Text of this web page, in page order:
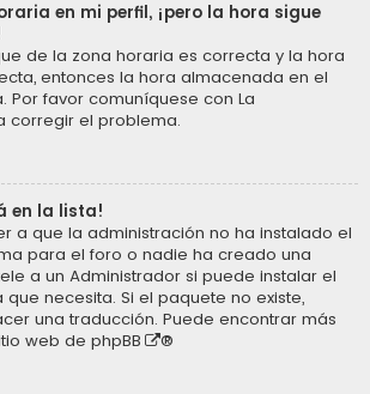
en mi perfil, ¡pero la hora sigue
de la zona horaria es correcta y la hora
entonces la hora almacenada en el
Por favor comuníquese con La
corregir el problema.
en la lista!
a que la administración no ha instalado el
para el foro o nadie ha creado una
a un Administrador si puede instalar el
necesita. Si el paquete no existe,
una traducción. Puede encontrar más
web de phpBB ®